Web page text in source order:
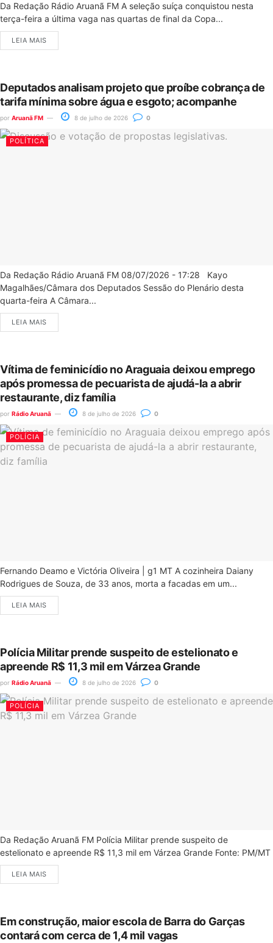
Da Redação Rádio Aruanã FM A seleção suíça conquistou nesta
terça-feira a última vaga nas quartas de final da Copa...
LEIA MAIS
Deputados analisam projeto que proíbe cobrança de
tarifa mínima sobre água e esgoto; acompanhe
por Aruanã FM 8 de julho de 2026 0
POLÍTICA
Da Redação Rádio Aruanã FM 08/07/2026 - 17:28 Kayo
Magalhães/Câmara dos Deputados Sessão do Plenário desta
quarta-feira A Câmara...
LEIA MAIS
Vítima de feminicídio no Araguaia deixou emprego
após promessa de pecuarista de ajudá-la a abrir
restaurante, diz família
por Rádio Aruanã 8 de julho de 2026 0
POLÍCIA
Fernando Deamo e Victória Oliveira | g1 MT A cozinheira Daiany
Rodrigues de Souza, de 33 anos, morta a facadas em um...
LEIA MAIS
Polícia Militar prende suspeito de estelionato e
apreende R$ 11,3 mil em Várzea Grande
por Rádio Aruanã 8 de julho de 2026 0
POLÍCIA
Da Redação Aruanã FM Polícia Militar prende suspeito de
estelionato e apreende R$ 11,3 mil em Várzea Grande Fonte: PM/MT
LEIA MAIS
Em construção, maior escola de Barra do Garças
contará com cerca de 1,4 mil vagas